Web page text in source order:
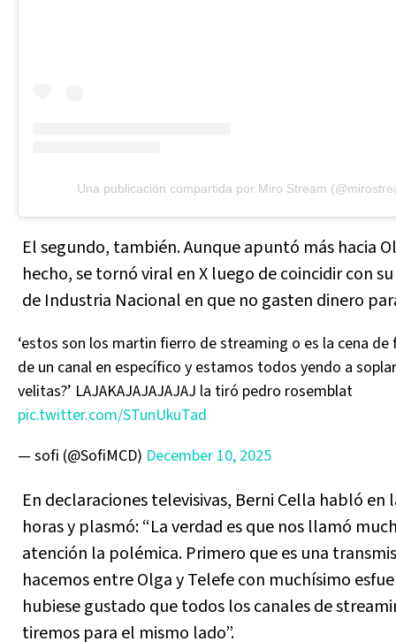
Una publicación compartida por Miro Stream
El segundo, también. Aunque apuntó más hacia
hecho, se tornó viral en X luego de coincidir con
de Industria Nacional en que no gasten dinero
‘estos son los martin fierro de streaming o es la cena de
de un canal en específico y estamos todos yendo a
velitas?’ LAJAKAJAJAJAJAJ la tiró pedro rosemblat
pic.twitter.com/STunUkuTad
— sofi (@SofiMCD) December 10, 2025
En declaraciones televisivas, Berni Cella habló en
horas y plasmó: “La verdad es que nos llamó
atención la polémica. Primero que es una
hacemos entre Olga y Telefe con muchísimo
hubiese gustado que todos los canales de
tiremos para el mismo lado”.